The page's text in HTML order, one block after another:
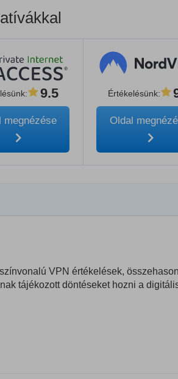
: 9.5
megnézése
Értékelésünk:
Oldal
VPN értékelések,
tájékozott döntéseket hozni a